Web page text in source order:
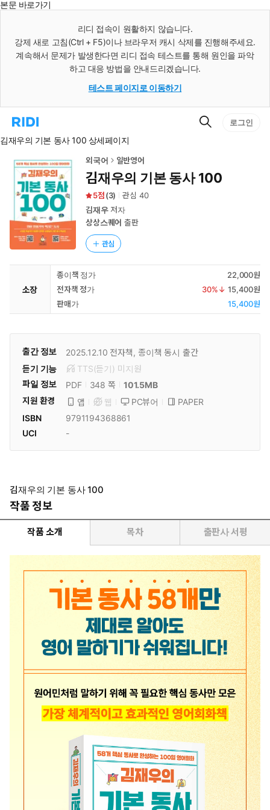
본문 바로가기
리디 접속이 원활하지 않습니다.
강제 새로 고침(Ctrl + F5)이나 브라우저 캐시 삭제를 진행해주세요.
계속해서 문제가 발생한다면 리디 접속 테스트를 통해 원인을 파악
하고 대응 방법을 안내드리겠습니다.
테스트 페이지로 이동하기
리
홈
로
이
동
검
로그인
김재우의 기본 동사 100 상세페이지
외국어 일반영어
김재우의 기본 동사 100
5 (3) 관심 40
김재우저자
상상스퀘어 출판
관심
소장
종이책 정가
22,000원
전자책 정가
30%↓ 15,400원
판매가
15,400원
출간 정보 2025.12.10 전자책, 종이책 동시 출간
듣기 기능
TTS(듣기) 미 지원
파일 정보
PDF 348 쪽
101.5MB
지원 환경
앱 웹 PC뷰어
PAPER
ISBN
9791194368861
UCI
-
김재우의 기본 동사 100
작품 정보
작품 소개 목차 출판사 서평